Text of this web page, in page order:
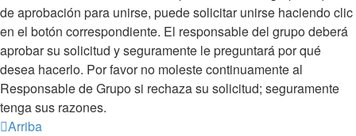
de aprobación para unirse, puede solicitar unirse haciendo clic
en el botón correspondiente. El responsable del grupo deberá
aprobar su solicitud y seguramente le preguntará por qué
desea hacerlo. Por favor no moleste continuamente al
Responsable de Grupo si rechaza su solicitud; seguramente
tenga sus razones.
Arriba